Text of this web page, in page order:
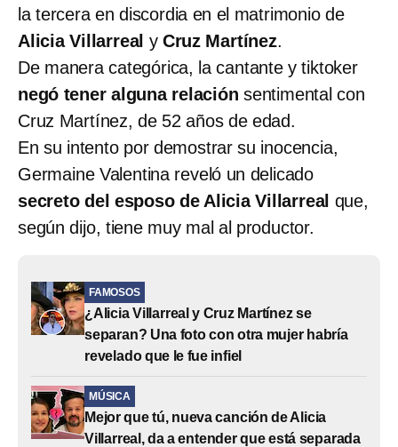
la tercera en discordia en el matrimonio de
Alicia Villarreal y Cruz Martínez.
De manera categórica, la cantante y tiktoker
negó tener alguna relación sentimental con
Cruz Martínez, de 52 años de edad.
En su intento por demostrar su inocencia,
Germaine Valentina reveló un delicado
secreto del esposo de Alicia Villarreal que,
según dijo, tiene muy mal al productor.
FAMOSOS
¿Alicia Villarreal y Cruz Martínez se
separan? Una foto con otra mujer habría
revelado que le fue infiel
MÚSICA
Mejor que tú, nueva canción de Alicia
Villarreal, da a entender que está separada